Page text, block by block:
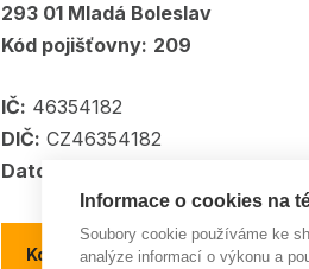
293 01 Mladá Boleslav
Kód pojišťovny: 209
IČ: 46354182
DIČ: CZ46354182
Datové schránka:
Kontakty a kontaktní místa
Informace o cookies na
Soubory cookie používáme ke
analýze informací o výkonu a